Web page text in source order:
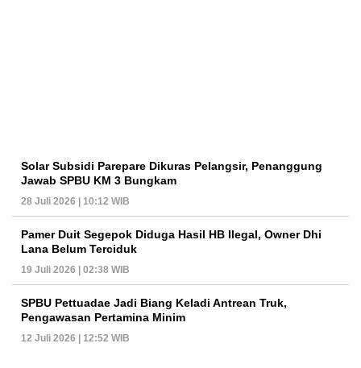
Solar Subsidi Parepare Dikuras Pelangsir, Penanggung
Jawab SPBU KM 3 Bungkam
28 Juli 2026 | 10:12 WIB
Pamer Duit Segepok Diduga Hasil HB Ilegal, Owner Dhi
Lana Belum Terciduk
19 Juli 2026 | 02:38 WIB
SPBU Pettuadae Jadi Biang Keladi Antrean Truk,
Pengawasan Pertamina Minim
12 Juli 2026 | 12:52 WIB